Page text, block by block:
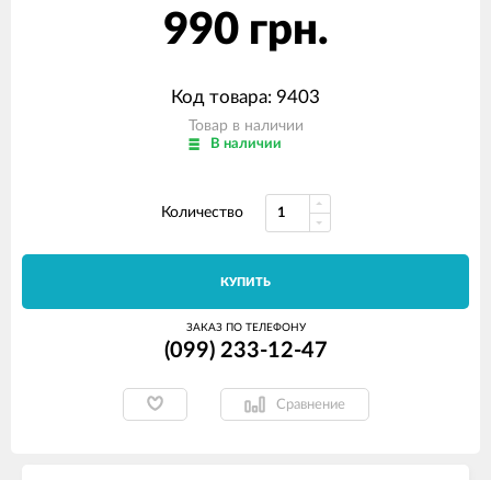
990 грн.
Код товара: 9403
Товар в наличии
В наличии
Количество
КУПИТЬ
ЗАКАЗ ПО ТЕЛЕФОНУ
(099) 233-12-47
Сравнение